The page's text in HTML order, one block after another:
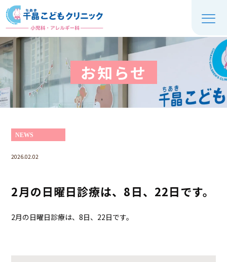
お知らせ
NEWS
2026.02.02
2月の日曜日診療は、8日、22日です。
2月の日曜日診療は、8日、 22日です。